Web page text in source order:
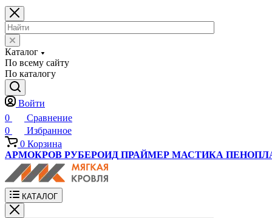
Каталог
По всему сайту
По каталогу
Войти
0
Сравнение
0
Избранное
0 Корзина
АРМОКРОВ РУБЕРОИД ПРАЙМЕР МАСТИКА
КАТАЛОГ